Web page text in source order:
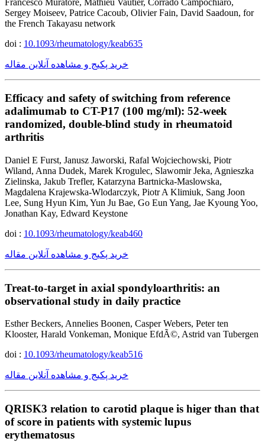
Francesco Muratore, Mathieu Vautier, Corrado Campochiaro,
Sergey Moiseev, Patrice Cacoub, Olivier Fain, David Saadoun, for
the French Takayasu network
doi : 10.1093/rheumatology/keab635
خرید پکیج و مشاهده آنلاین مقاله
Efficacy and safety of switching from reference
adalimumab to CT-P17 (100 mg/ml): 52-week
randomized, double-blind study in rheumatoid
arthritis
Daniel E Furst, Janusz Jaworski, Rafal Wojciechowski, Piotr
Wiland, Anna Dudek, Marek Krogulec, Slawomir Jeka, Agnieszka
Zielinska, Jakub Trefler, Katarzyna Bartnicka-Maslowska,
Magdalena Krajewska-Wlodarczyk, Piotr A Klimiuk, Sang Joon
Lee, Sung Hyun Kim, Yun Ju Bae, Go Eun Yang, Jae Kyoung Yoo,
Jonathan Kay, Edward Keystone
doi : 10.1093/rheumatology/keab460
خرید پکیج و مشاهده آنلاین مقاله
Treat-to-target in axial spondyloarthritis: an
observational study in daily practice
Esther Beckers, Annelies Boonen, Casper Webers, Peter ten
Klooster, Harald Vonkeman, Monique EfdÃ©, Astrid van Tubergen
doi : 10.1093/rheumatology/keab516
خرید پکیج و مشاهده آنلاین مقاله
QRISK3 relation to carotid plaque is higer than that
of score in patients with systemic lupus
erythematosus